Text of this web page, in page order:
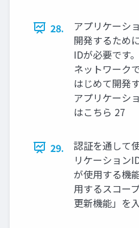
28.
アプリケーシ
開発するため
IDが必要です
ネットワーク
はじめて開発
アプリケーシ
はこちら 27
29.
認証を通して
リケーション
が使用する機
用するスコー
更新機能」を